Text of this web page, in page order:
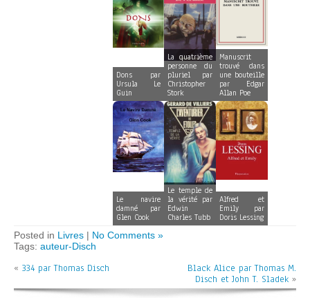
Dons par
Ursula Le
Guin
La quatrième
personne du
pluriel par
Christopher
Stork
Manuscrit
trouvé dans
une bouteille
par Edgar
Allan Poe
Le navire
damné par
Glen Cook
Le temple de
la vérité par
Edwin
Charles Tubb
Alfred et
Emily par
Doris Lessing
Posted in Livres | No Comments »
Tags: auteur-Disch
« 334 par Thomas Disch
Black Alice par Thomas M.
Disch et John T. Sladek »